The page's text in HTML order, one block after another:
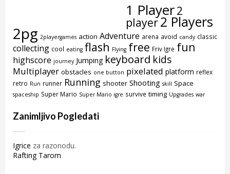
1 Player2
player2 Players
2pg 2playergames action Adventure arena avoid candy classic
collecting cool eating flash Flying free Friv Igre fun
highscore journey Jumping keyboard kids
Multiplayer obstacles one button pixelated platform reflex
retro Run runner Running shooter Shooting skill Space
spaceship Super Mario Super Mario igre survive timing Upgrades war
Zanimljivo Pogledati
Igrice za razonodu.
Rafting Tarom